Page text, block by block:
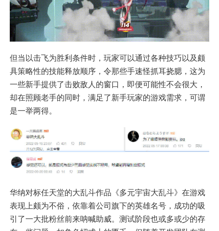
但当以击飞为胜利条件时，玩家可以通过各种技巧以及颇
具策略性的技能释放顺序，令那些手速怪抓耳挠腮，这为
一些新手提供了击败敌人的窗口，即便可能性不会很大，
却在照顾老手的同时，满足了新手玩家的游戏需求，可谓
是一举两得。
华纳对标任天堂的大乱斗作品《多元宇宙大乱斗》在游戏
表现上颇为不俗，依靠着公司旗下的英雄名号，成功的吸
引了一大批粉丝前来呐喊助威。测试阶段也或多或少的存